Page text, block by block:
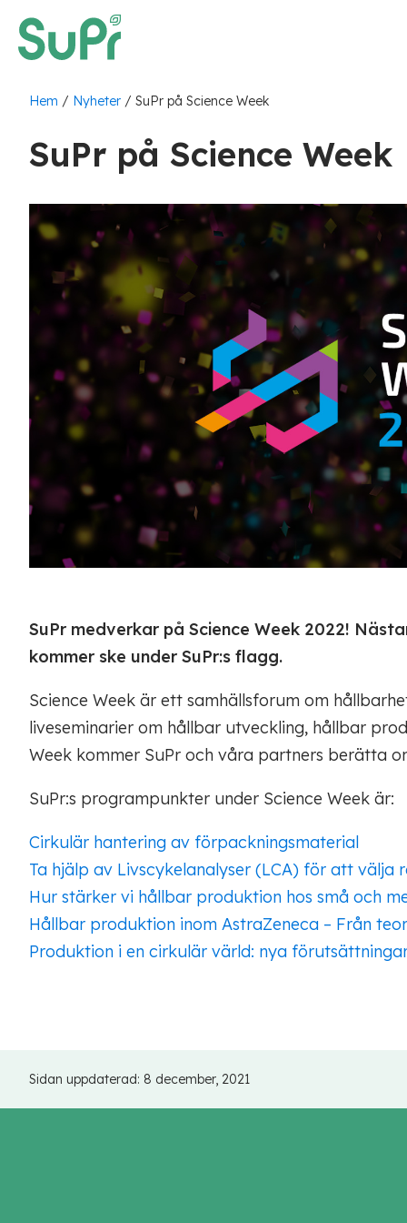
Hem / Nyheter / SuPr på Science Week
SuPr på Science Week
SuPr medverkar på Science Week 2022!
kommer ske under SuPr:s flagg.
Science Week är ett samhällsforum om
liveseminarier om hållbar utveckling, hållbar
Week kommer SuPr och våra partners berätta
SuPr:s programpunkter under Science Week är:
Cirkulär hantering av förpackningsmaterial
Ta hjälp av Livscykelanalyser (LCA) för att
Hur stärker vi hållbar produktion hos små och
Hållbar produktion inom AstraZeneca – Från
Produktion i en cirkulär värld: nya
Sidan uppdaterad: 8 december, 2021